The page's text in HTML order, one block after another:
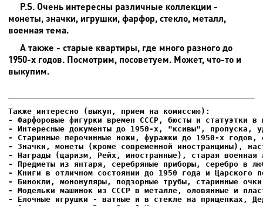
P.S. Очень интересны различные коллекции -
монеты, значки, игрушки, фарфор, стекло, металл,
военная тема.
А также - старые квартиры, где много разного до
1950-х годов. Посмотрим, посоветуем. Может, что-то и
выкупим.
- Фарфоровые фигурки времен СССР, бюсты и статуэтки в
- Интересные документы до 1950-х, "ксивы", пропуска,
- Елочные игрушки - ватные и в стекле на прищепках,